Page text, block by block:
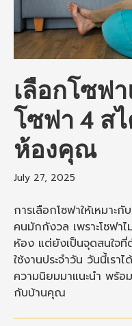
เลือกโซฟ
โซฟา 4 ส
ห้องคุณ
July 27, 2025
การเลือกโซฟาให้เหมาะ
คนมักกังวล เพราะโซฟา
ห้อง แต่ยังเป็นจุดสนใจ
ใช้งานประจำวัน วันนี้เรา
ความนิยมมาแนะนำ พร้อม
กับบ้านคุณ